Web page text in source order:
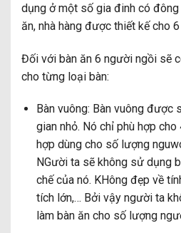
dụng ở một số gia đinh có
ăn, nhà hàng được thiết kế cho
Đối với bàn ăn 6 người ngồi sẽ
cho từng loại bàn:
Bàn vuông: Bàn vuông được
gian nhỏ. Nó chỉ phù hợp
hợp dùng cho số lượng
NGười ta sẽ không sử dụng
chế của nó. KHông đẹp về
tích lớn,… Bởi vậy người ta
làm bàn ăn cho số lượng